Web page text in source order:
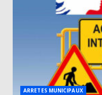
ARRETES MUNICIPAUX